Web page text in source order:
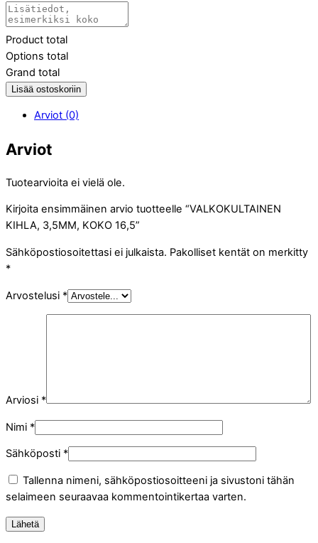
Product total
Options total
Grand total
Lisää ostoskoriin
Arviot (0)
Arviot
Tuotearvioita ei vielä ole.
Kirjoita ensimmäinen arvio tuotteelle “VALKOKULTAINEN
KIHLA, 3,5MM, KOKO 16,5”
Sähköpostiosoitettasi ei julkaista. Pakolliset kentät on merkitty
*
Arvostelusi *
Arviosi *
Nimi *
Sähköposti *
Tallenna nimeni, sähköpostiosoitteeni ja sivustoni tähän
selaimeen seuraavaa kommentointikertaa varten.